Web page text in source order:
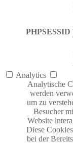
PHPSESSID
Analytics
Analytische
werden
um zu
Besucher
Website
Diese
bei der